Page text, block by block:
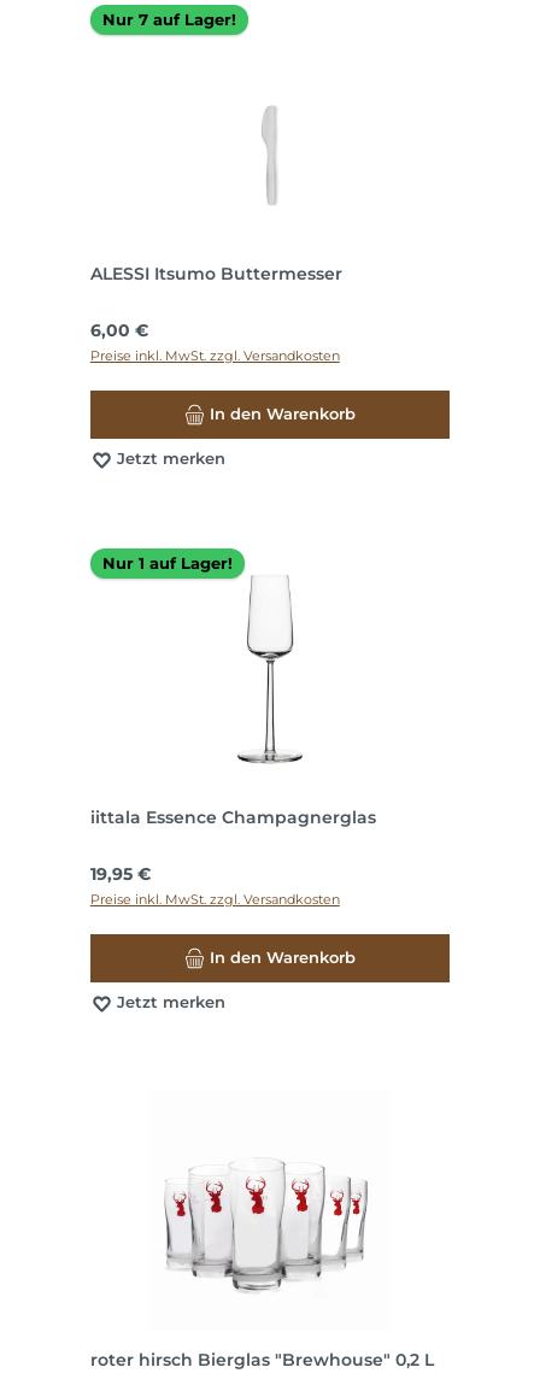
Nur 7 auf Lager!
ALESSI Itsumo Buttermesser
Regulärer Preis:
6,00 €
Preise inkl. MwSt. zzgl. Versandkosten
In den Warenkorb
Jetzt merken
Nur 1 auf Lager!
iittala Essence Champagnerglas
Regulärer Preis:
19,95 €
Preise inkl. MwSt. zzgl. Versandkosten
In den Warenkorb
Jetzt merken
roter hirsch Bierglas "Brewhouse" 0,2 L